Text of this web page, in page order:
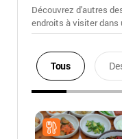
Découvrez d'autres
endroits à visiter dans
Tous